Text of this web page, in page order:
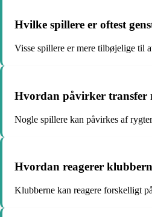
Hvilke spillere er oftest
Visse spillere er mere tilbøjelige til
Hvordan påvirker transfer
Nogle spillere kan påvirkes af
Hvordan reagerer
Klubberne kan reagere forskelligt